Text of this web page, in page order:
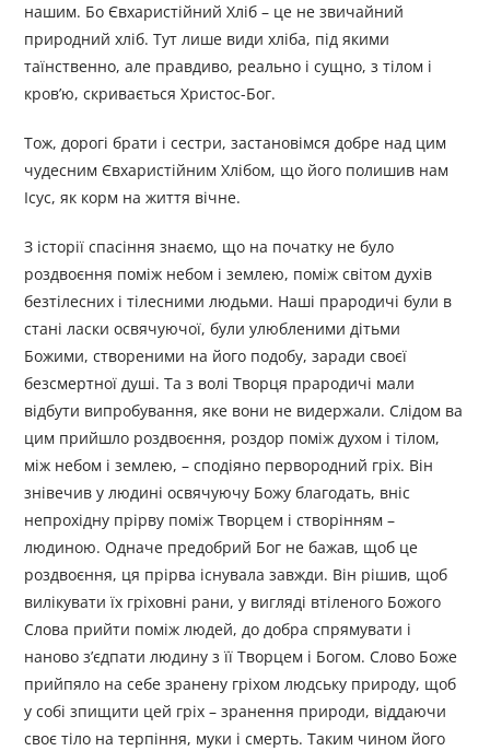
нашим. Бо Євхаристійний Хліб – це не звичайний
природний хліб. Тут лише види хліба, під якими
таїнственно, але правдиво, реально і сущно, з тілом і
кров’ю, скривається Христос-Бог.
Тож, дорогі брати і сестри, застановімся добре над цим
чудесним Євхаристійним Хлібом, що його полишив нам
Ісус, як корм на життя вічне.
З історії спасіння знаємо, що на початку не було
роздвоєння поміж небом і землею, поміж світом духів
безтілесних і тілесними людьми. Наші прародичі були в
стані ласки освячуючої, були улюбленими дітьми
Божими, створеними на його подобу, заради своєї
безсмертної душі. Та з волі Творця прародичі мали
відбути випробування, яке вони не видержали. Слідом ва
цим прийшло роздвоєння, роздор поміж духом і тілом,
між небом і землею, – сподіяно первородний гріх. Він
знівечив у людині освячуючу Божу благодать, вніс
непрохідну прірву поміж Творцем і створінням –
людиною. Одначе предобрий Бог не бажав, щоб це
роздвоєння, ця прірва існувала завжди. Він рішив, щоб
вилікувати їх гріховні рани, у вигляді втіленого Божого
Слова прийти поміж людей, до добра спрямувати і
наново з’єдпати людину з її Творцем і Богом. Слово Боже
прийпяло на себе зранену гріхом людську природу, щоб
у собі зпищити цей гріх – зранення природи, віддаючи
своє тіло на терпіння, муки і смерть. Таким чином його